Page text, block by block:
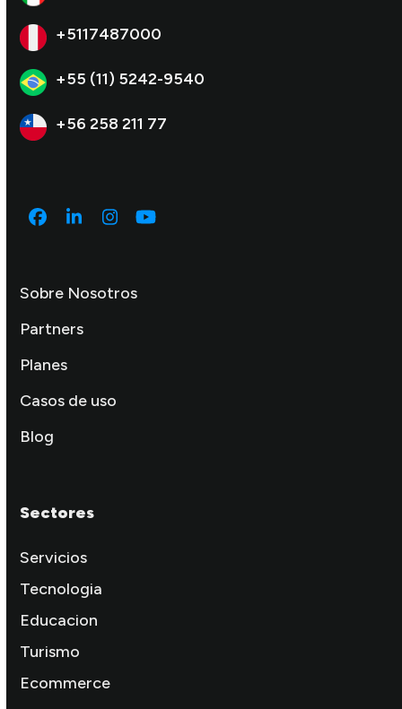
+5117487000
+55 (11) 5242-9540
+56 258 211 77
Facebook
LinkedInInstagram
YouTube
Sobre Nosotros
Partners
Planes
Casos de uso
Blog
Sectores
Servicios
Tecnologia
Educacion
Turismo
Ecommerce